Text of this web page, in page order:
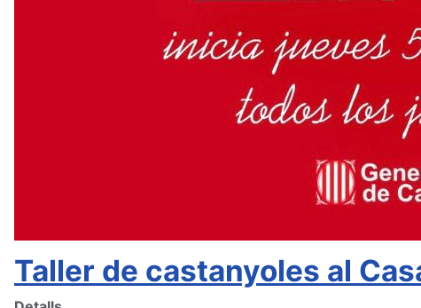
Taller de castanyoles al